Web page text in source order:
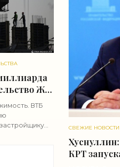
ЖК
ВТБ
СВЕЖИЕ НОВОСТИ
КРТ